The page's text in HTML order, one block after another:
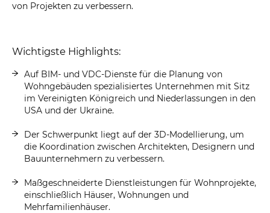
von Projekten zu verbessern.
Wichtigste Highlights:
Auf BIM- und VDC-Dienste für die Planung von
Wohngebäuden spezialisiertes Unternehmen mit Sitz
im Vereinigten Königreich und Niederlassungen in den
USA und der Ukraine.
Der Schwerpunkt liegt auf der 3D-Modellierung, um
die Koordination zwischen Architekten, Designern und
Bauunternehmern zu verbessern.
Maßgeschneiderte Dienstleistungen für Wohnprojekte,
einschließlich Häuser, Wohnungen und
Mehrfamilienhäuser.